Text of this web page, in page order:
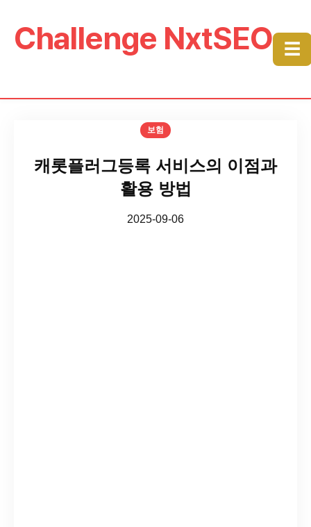
Challenge NxtSEO ☰
보험
캐롯플러그등록 서비스의 이점과
활용 방법
2025-09-06